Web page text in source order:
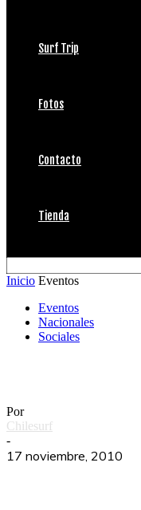
Surf Trip
Fotos
Contacto
Tienda
Inicio Eventos
Eventos
Nacionales
Sociales
Por
Chilesurf
-
17 noviembre, 2010